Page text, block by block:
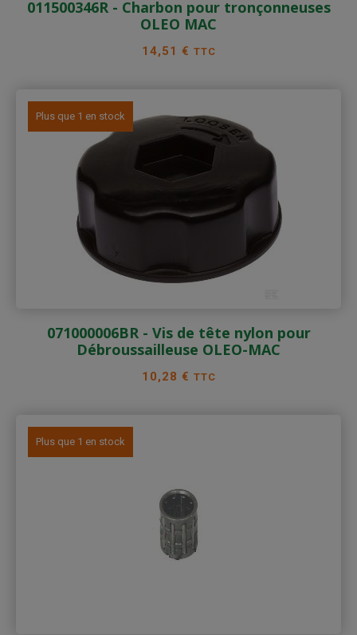
011500346R - Charbon pour tronçonneuses
OLEO MAC
Prix
14,51 € TTC
Plus que 1 en stock
071000006BR - Vis de tête nylon pour
Débroussailleuse OLEO-MAC
Prix
10,28 € TTC
Plus que 1 en stock